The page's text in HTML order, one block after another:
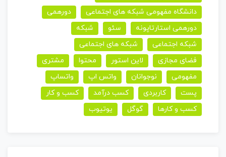
دانشگاه مفهومی شبکه های اجتماعی
دورهمی
دورهمی استارتاپونه
سئو
شبکه
شبکه اجتماعی
شبکه های اجتماعی
فضای مجازی
لاین استور محتوا
مشتری
مفهومی
نوجوانان واتس اپ
واتساپ
پست
کاربردی کسب درآمد
کسب و کار
کسب و کارها
گوگل یوتیوب